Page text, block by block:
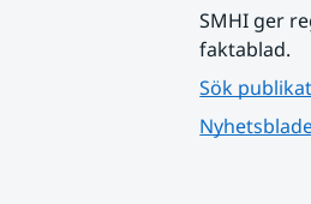
SMHI ger
faktablad.
Sök